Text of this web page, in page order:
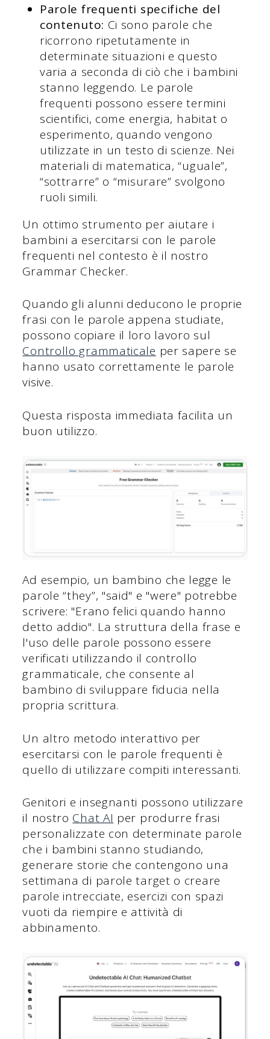
Parole frequenti specifiche del
contenuto: Ci sono parole che
ricorrono ripetutamente in
determinate situazioni e questo
varia a seconda di ciò che i bambini
stanno leggendo. Le parole
frequenti possono essere termini
scientifici, come energia, habitat o
esperimento, quando vengono
utilizzate in un testo di scienze. Nei
materiali di matematica, “uguale”,
“sottrarre” o “misurare” svolgono
ruoli simili.
Un ottimo strumento per aiutare i
bambini a esercitarsi con le parole
frequenti nel contesto è il nostro
Grammar Checker.
Quando gli alunni deducono le proprie
frasi con le parole appena studiate,
possono copiare il loro lavoro sul
Controllo grammaticale per sapere se
hanno usato correttamente le parole
visive.
Questa risposta immediata facilita un
buon utilizzo.
Ad esempio, un bambino che legge le
parole “they”, "said" e "were" potrebbe
scrivere: "Erano felici quando hanno
detto addio". La struttura della frase e
l'uso delle parole possono essere
verificati utilizzando il controllo
grammaticale, che consente al
bambino di sviluppare fiducia nella
propria scrittura.
Un altro metodo interattivo per
esercitarsi con le parole frequenti è
quello di utilizzare compiti interessanti.
Genitori e insegnanti possono utilizzare
il nostro Chat AI per produrre frasi
personalizzate con determinate parole
che i bambini stanno studiando,
generare storie che contengono una
settimana di parole target o creare
parole intrecciate, esercizi con spazi
vuoti da riempire e attività di
abbinamento.